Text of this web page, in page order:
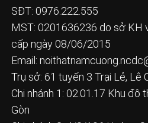
SĐT: 0976.222.555
MST: 0201636236 do sở KH
cấp ngày 08/06/2015
Email:
Trụ sở: 61 tuyến 3 Trại Lẻ, Lê
Chi nhánh 1: 02.01.17 Khu đô
Gòn